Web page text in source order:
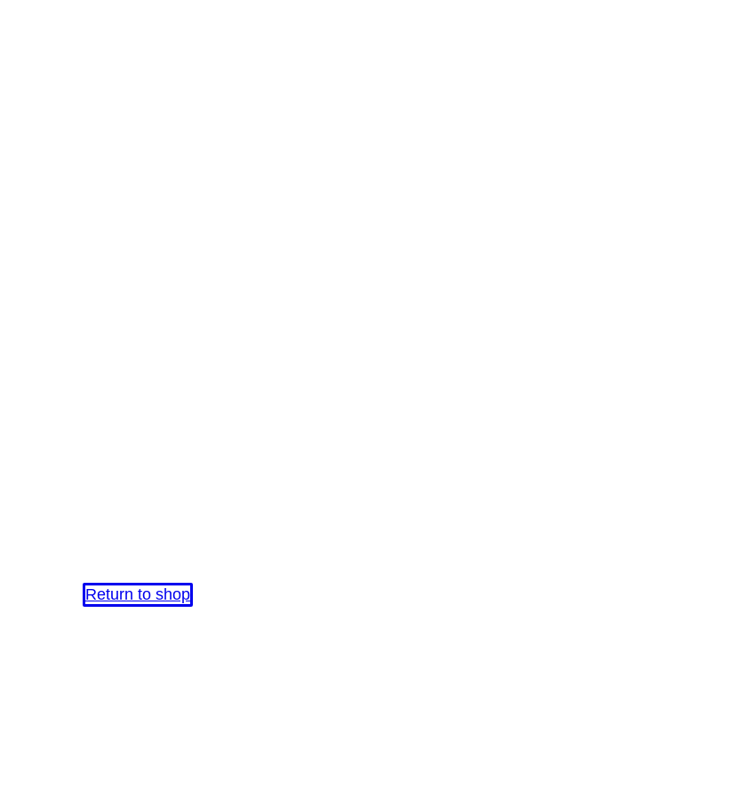
Return to shop